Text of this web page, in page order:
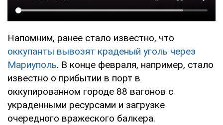
Напомним, ранее стало известно, что
оккупанты вывозят краденый уголь через
Мариуполь. В конце февраля, например, стало
известно о прибытии в порт в
оккупированном городе 88 вагонов с
украденными ресурсами и загрузке
очередного вражеского балкера.